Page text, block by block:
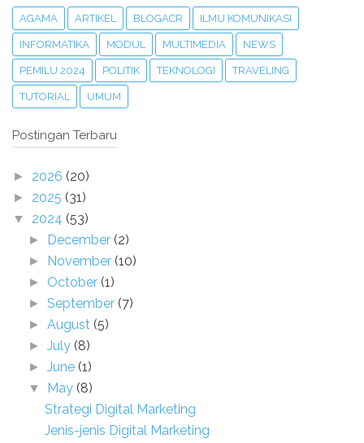
AGAMA ARTIKEL BLOGACR ILMU KOMUNIKASI
INFORMATIKA MODUL MULTIMEDIA NEWS
PEMILU 2024 POLITIK TEKNOLOGI TRAVELING
TUTORIAL UMUM
Postingan Terbaru
► 2026 (20)
► 2025 (31)
▼ 2024 (53)
► December (2)
► November (10)
► October (1)
►September (7)
►August (5)
►July (8)
►June (1)
▼ May (8)
Strategi Digital Marketing
Jenis-jenis Digital Marketing